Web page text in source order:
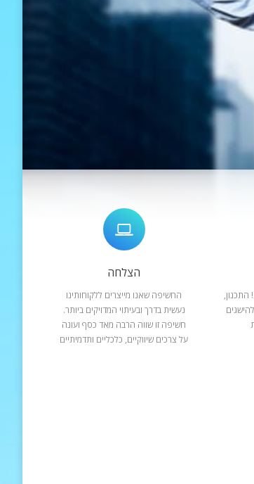
התכנון,
הצלחה
החשיפה שאנו מייצרים ללקוחותינו
נעשית בדרך ובעיתוי המדויקים ביותר.
חשיפה זו שווה הרבה מאד כסף ועונה
על צרכים שיווקיים, כלכליים ותדמיתיים